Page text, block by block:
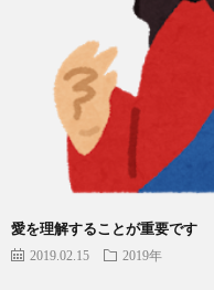
愛を理解することが重要です
2019.02.15 2019年